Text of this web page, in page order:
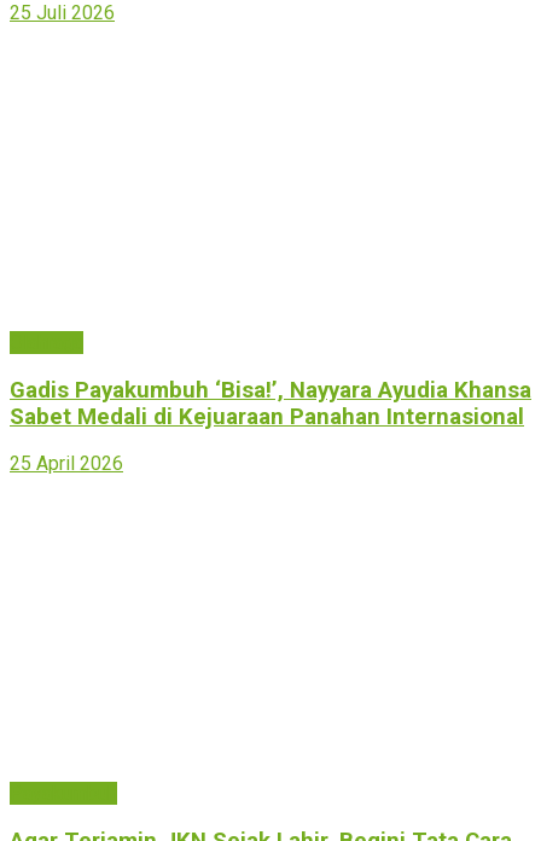
25 Juli 2026
Gadis Payakumbuh ‘Bisa!’, Nayyara Ayudia Khansa
Sabet Medali di Kejuaraan Panahan Internasional
25 April 2026